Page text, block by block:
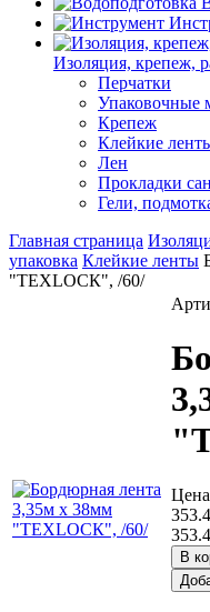
Изоляция, крепеж,
Перчатки
Упаковочные
Крепеж
Клейкие
Лен
Прокладки
Гели,
Главная страница
упаковка Клейкие ленты
"ТЕХLОСК", /60/
В